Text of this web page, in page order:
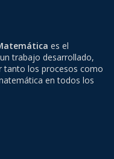
es el
trabajo desarrollado,
tanto los procesos como
en todos los